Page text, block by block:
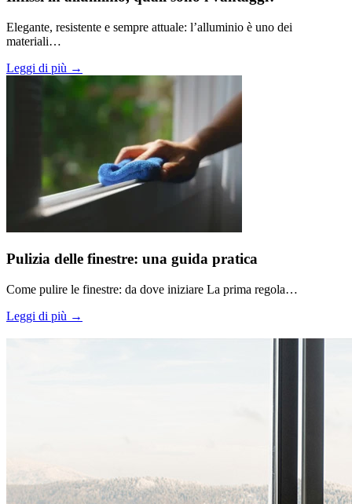
Elegante, resistente e sempre attuale: l’alluminio è uno dei
materiali…
Leggi di più →
Pulizia delle finestre: una guida pratica
Come pulire le finestre: da dove iniziare La prima regola…
Leggi di più →